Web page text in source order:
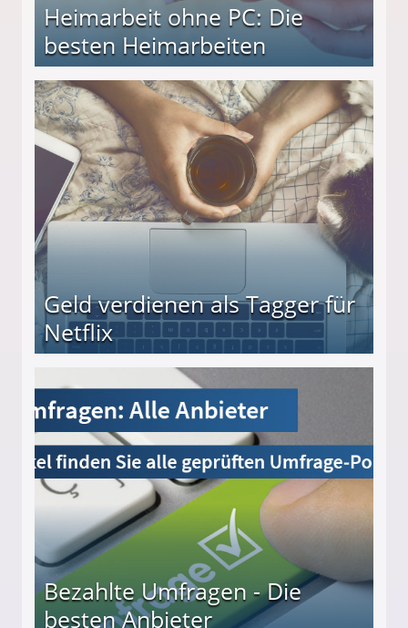
Heimarbeit ohne PC: Die
besten Heimarbeiten
Geld verdienen als Tagger für
Netflix
Bezahlte Umfragen - Die
besten Anbieter